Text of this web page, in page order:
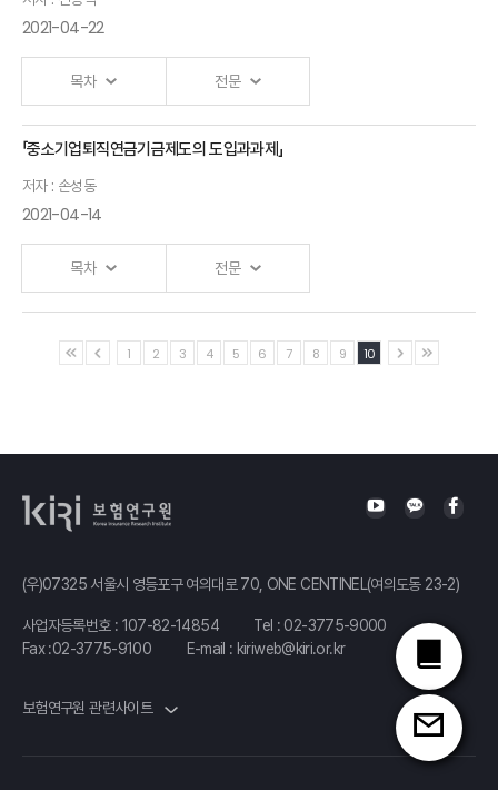
현황 및 주요 이슈
홍성호
보험개발원
조사국제협력팀
보험산업의
윤리문제와
윤기기준
교수
2021-04-22
목차 전문
개회사
원장
김태현
방안
전용식
보험연구원
「중소기업퇴직연금기금제도의 도입과과제」
저자 : 손성동
2021-04-14
목차 전문
Ⅰ.「중소기업퇴직연금기금제도의 도입과과제」
1 2 3 4 5 6 7 8 9 10
(우)07325 서울시 영등포구 여의대로 70, ONE CENTINEL(여의도동 23-2)
사업자등록번호 : 107-82-14854 Tel : 02-3775-9000
Fax :02-3775-9100
E-mail : kiriweb@kiri.or.kr
보험연구원 관련사이트